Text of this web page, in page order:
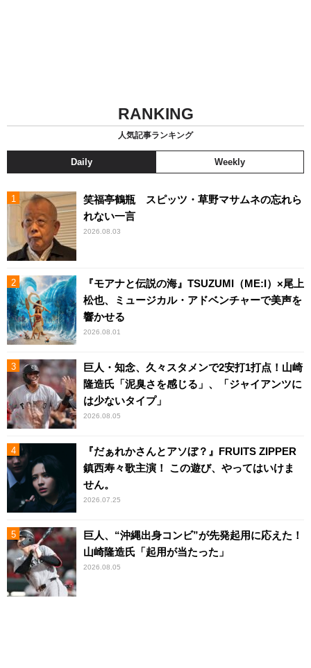
RANKING
人気記事ランキング
Daily Weekly
笑福亭鶴瓶 スピッツ・草野マサムネの忘れら
れない一言
2026.08.03
『モアナと伝説の海』TSUZUMI（ME:I）×尾上
松也、ミュージカル・アドベンチャーで美声を
響かせる
2026.08.01
巨人・知念、久々スタメンで2安打1打点！山崎
隆造氏「泥臭さを感じる」、「ジャイアンツに
は少ないタイプ」
2026.08.05
『だぁれかさんとアソぼ？』FRUITS ZIPPER
鎮西寿々歌主演！ この遊び、やってはいけま
せん。
2026.07.25
巨人、“沖縄出身コンビ”が先発起用に応えた！
山崎隆造氏「起用が当たった」
2026.08.05